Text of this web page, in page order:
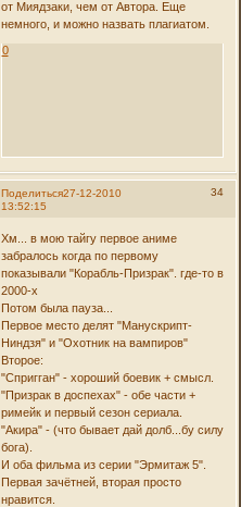
от Миядзаки, чем от Автора. Еще
немного, и можно назвать плагиатом.
0
Поделиться 34
27-12-2010
13:52:15
Хм... в мою тайгу первое аниме
забралось когда по первому
показывали "Корабль-Призрак". где-то в
2000-х
Потом была пауза...
Первое место делят "Манускрипт-
Ниндзя" и "Охотник на вампиров"
Второе:
"Спригган" - хороший боевик + смысл.
"Призрак в доспехах" - обе части +
римейк и первый сезон сериала.
"Акира" - (что бывает дай долб...бу силу
бога).
И оба фильма из серии "Эрмитаж 5".
Первая зачётней, вторая просто
нравится.